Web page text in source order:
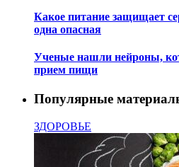
Какое питание защищает
одна опасная
Ученые нашли нейроны,
прием пищи
Популярные
ЗДОРОВЬЕ